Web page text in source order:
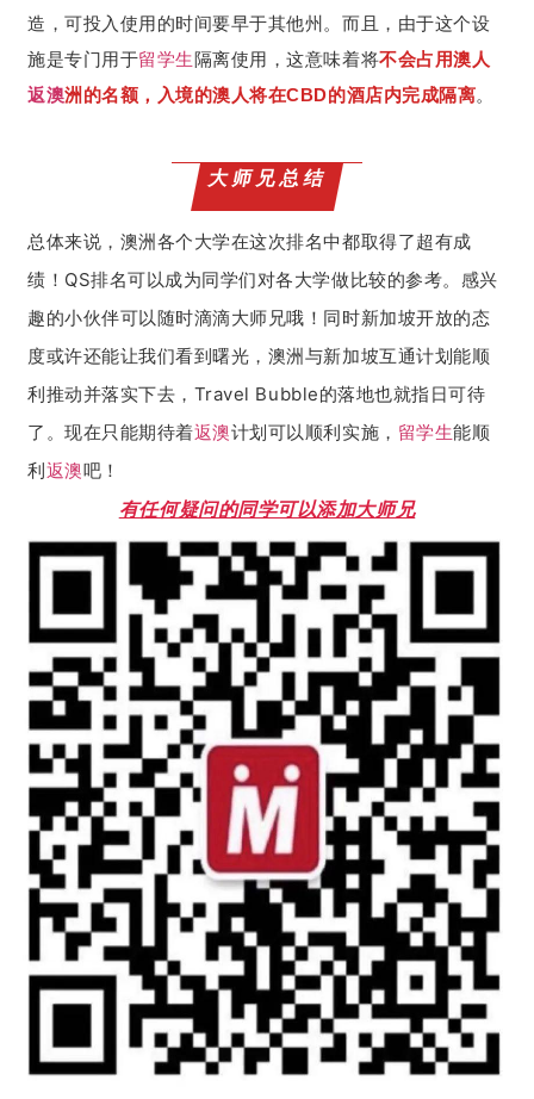
造，可投入使用的时间要早于其他州。而且，由于这个设
施是专门用于留学生隔离使用，这意味着将不会占用澳人
返澳洲的名额，入境的澳人将在CBD的酒店内完成隔离。
大师兄总结
总体来说，澳洲各个大学在这次排名中都取得了超有成
绩！ QS排名可以成为同学们对各大学做比较的参考。 感兴
趣的小伙伴可以随时滴滴大师兄哦！同时新加坡开放的态
度或许还能让我们看到曙光，澳洲与新加坡互通计划能顺
利推动并落实下去，Travel Bubble的落地也就指日可待
了。现在只能期待着返澳计划可以顺利实施， 留学生能顺
利 返澳吧！
有任何疑问的同学可以添加大师兄